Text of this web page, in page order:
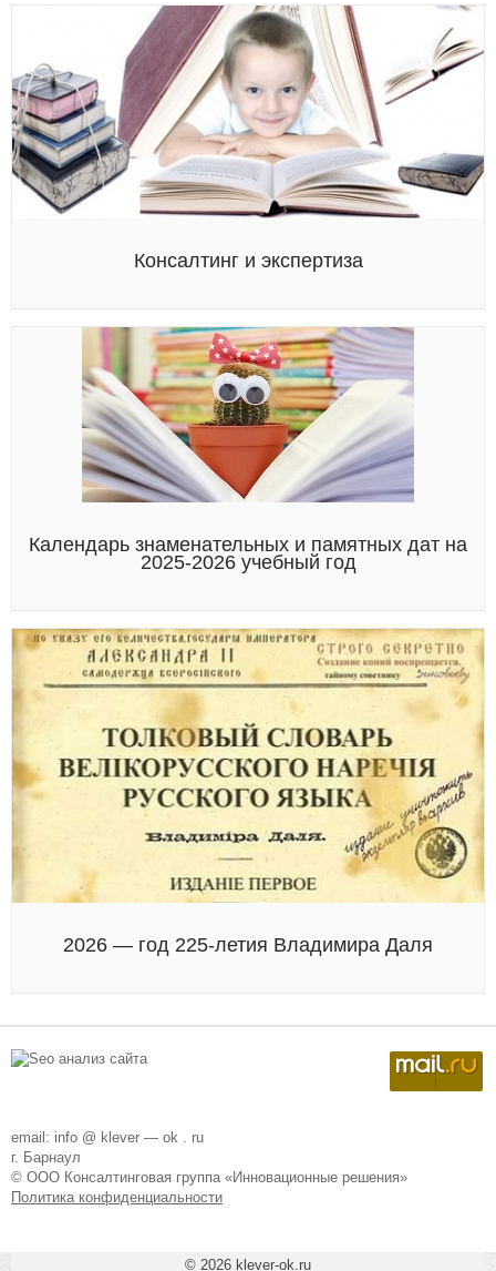
Консалтинг и экспертиза
Календарь знаменательных и памятных дат на
2025-2026 учебный год
2026 — год 225-летия Владимира Даля
email: info @ klever — ok . ru
г. Барнаул
© ООО Консалтинговая группа «Инновационные решения»
Политика конфиденциальности
© 2026 klever-ok.ru